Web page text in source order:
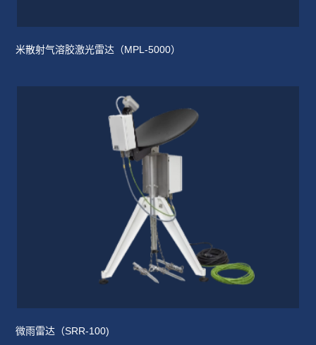
米散射气溶胶激光雷达（MPL-5000）
微雨雷达（SRR-100)